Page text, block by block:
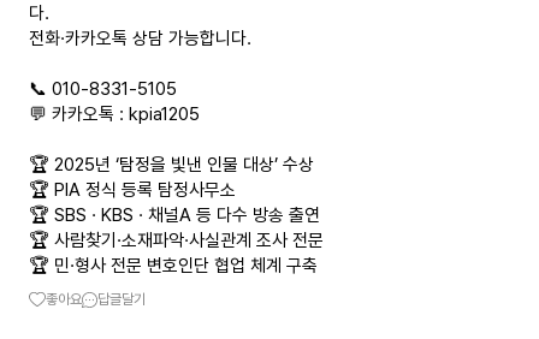
다.
전화·카카오톡 상담 가능합니다.
📞 010-8331-5105
💬 카카오톡 : kpia1205
🏆 2025년 ‘탐정을 빛낸 인물 대상’ 수상
🏆 PIA 정식 등록 탐정사무소
🏆 SBS · KBS · 채널A 등 다수 방송 출연
🏆 사람찾기·소재파악·사실관계 조사 전문
🏆 민·형사 전문 변호인단 협업 체계 구축
좋아요 답글달기